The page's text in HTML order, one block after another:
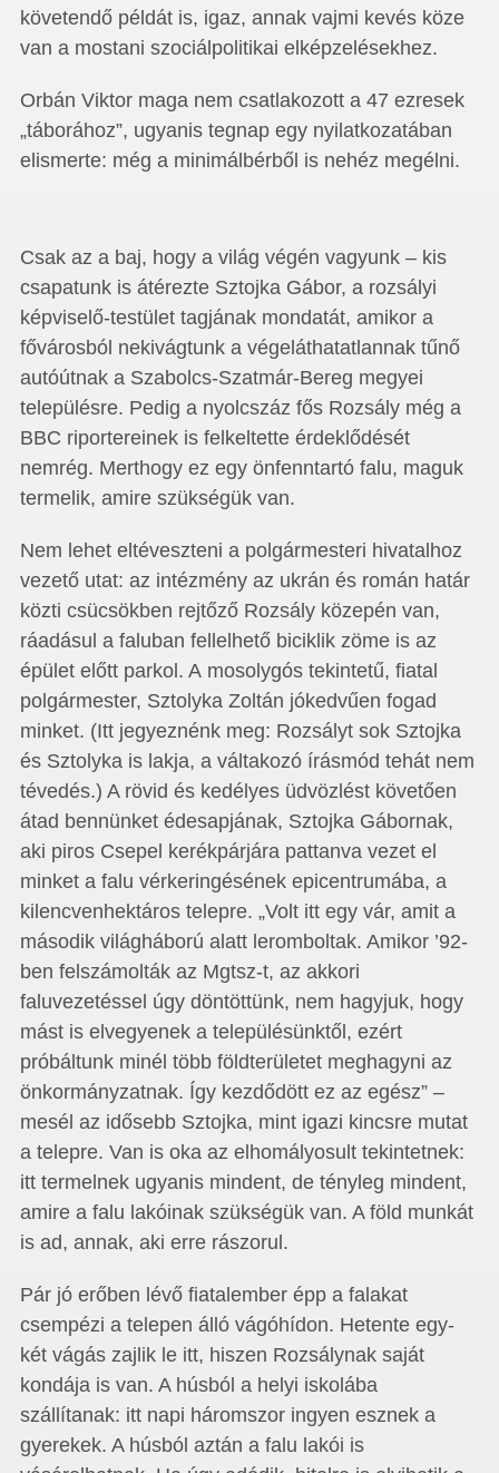
követendő példát is, igaz, annak vajmi kevés köze
van a mostani szociálpolitikai elképzelésekhez.
Orbán Viktor maga nem csatlakozott a 47 ezresek
„táborához”, ugyanis tegnap egy nyilatkozatában
elismerte: még a minimálbérből is nehéz megélni.
Csak az a baj, hogy a világ végén vagyunk – kis
csapatunk is átérezte Sztojka Gábor, a rozsályi
képviselő-testület tagjának mondatát, amikor a
fővárosból nekivágtunk a végeláthatatlannak tűnő
autóútnak a Szabolcs-Szatmár-Bereg megyei
településre. Pedig a nyolcszáz fős Rozsály még a
BBC riportereinek is felkeltette érdeklődését
nemrég. Merthogy ez egy önfenntartó falu, maguk
termelik, amire szükségük van.
Nem lehet eltéveszteni a polgármesteri hivatalhoz
vezető utat: az intézmény az ukrán és román határ
közti csücsökben rejtőző Rozsály közepén van,
ráadásul a faluban fellelhető biciklik zöme is az
épület előtt parkol. A mosolygós tekintetű, fiatal
polgármester, Sztolyka Zoltán jókedvűen fogad
minket. (Itt jegyeznénk meg: Rozsályt sok Sztojka
és Sztolyka is lakja, a váltakozó írásmód tehát nem
tévedés.) A rövid és kedélyes üdvözlést köve­tően
átad bennünket édesapjának, Sztojka Gábornak,
aki piros Csepel kerékpárjára pattanva vezet el
minket a falu vérkeringésének epicentrumába, a
kilencvenhektáros telepre. „Volt itt egy vár, amit a
második világháború alatt leromboltak. Amikor ’92-
ben felszámolták az Mgtsz-t, az akkori
faluvezetéssel úgy döntöttünk, nem hagyjuk, hogy
mást is elvegyenek a településünktől, ezért
próbáltunk minél több földterületet meghagyni az
önkormányzatnak. Így kezdődött ez az egész” –
mesél az idősebb Sztojka, mint igazi kincsre mutat
a telepre. Van is oka az elhomályosult tekintetnek:
itt termelnek ugyanis mindent, de tényleg mindent,
amire a falu lakóinak szükségük van. A föld munkát
is ad, annak, aki erre rászorul.
Pár jó erőben lévő fiatalember épp a falakat
csempézi a telepen álló vágóhídon. Hetente egy-
két vágás zajlik le itt, hiszen Rozsálynak saját
kondája is van. A húsból a helyi iskolába
szállítanak: itt napi háromszor ingyen esznek a
gyerekek. A húsból aztán a falu lakói is